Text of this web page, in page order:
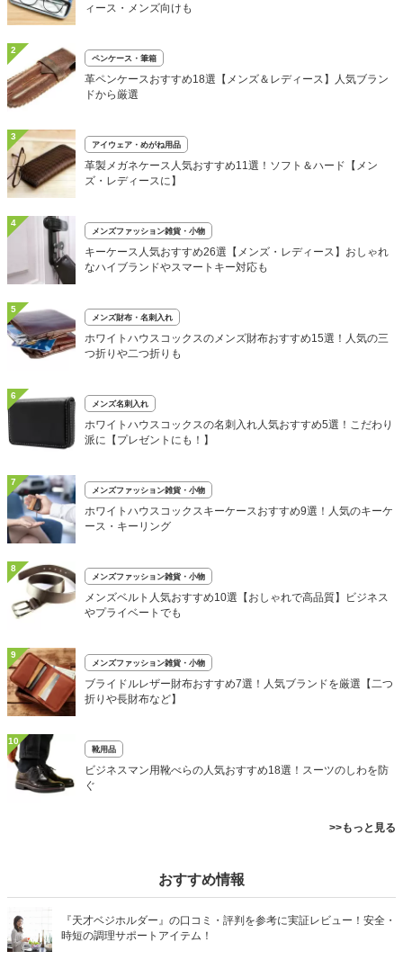
ィース・メンズ向けも
2
ペンケース・筆箱
革ペンケースおすすめ18選【メンズ＆レディース】人気ブラン
ドから厳選
3
アイウェア・めがね用品
革製メガネケース人気おすすめ11選！ソフト＆ハード【メン
ズ・レディースに】
4
メンズファッション雑貨・小物
キーケース人気おすすめ26選【メンズ・レディース】おしゃれ
なハイブランドやスマートキー対応も
5
メンズ財布・名刺入れ
ホワイトハウスコックスのメンズ財布おすすめ15選！人気の三
つ折りや二つ折りも
6
メンズ名刺入れ
ホワイトハウスコックスの名刺入れ人気おすすめ5選！こだわり
派に【プレゼントにも！】
7
メンズファッション雑貨・小物
ホワイトハウスコックスキーケースおすすめ9選！人気のキーケ
ース・キーリング
8
メンズファッション雑貨・小物
メンズベルト人気おすすめ10選【おしゃれで高品質】ビジネス
やプライベートでも
9
メンズファッション雑貨・小物
ブライドルレザー財布おすすめ7選！人気ブランドを厳選【二つ
折りや長財布など】
10
靴用品
ビジネスマン用靴べらの人気おすすめ18選！スーツのしわを防
ぐ
>>もっと見る
おすすめ情報
『天才ベジホルダー』の口コミ・評判を参考に実証レビュー！安全・
時短の調理サポートアイテム！